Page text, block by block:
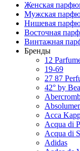
Женская
Мужская
Нишевая
Восточная
Винтажная
Бренды
12
19-69
27 87
42° by
Acca
Acqua di
Acqua di
Adidas